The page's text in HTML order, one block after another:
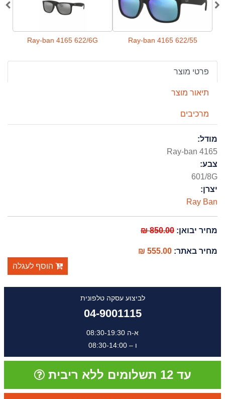
Ray-ban 4165 622/55
Ray-ban 4165 622/6G
פרטי מוצר
תיאור מוצר
מרכיבים
מודל:
Ray-ban 4165
צבע:
601/8G
יצרן:
Ray Ban
מחיר יבואן:850.00 ₪
מחיר באתר:555.00 ₪
הוסף לעגלה
לביצוע עסקה טלפונית
04-9001115
א-ה 08:30-19:30
ו – 08:30-14:00
עד 12 תשלומים ללא ריבית